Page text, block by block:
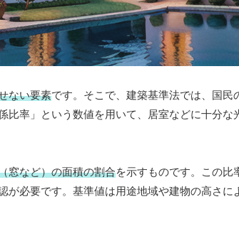
ない要素です。そこで、建築基準法では、国
率」という数値を用いて、居室などに十分な
窓など）の面積の割合を示すものです。この比
必要です。基準値は用途地域や建物の高さ